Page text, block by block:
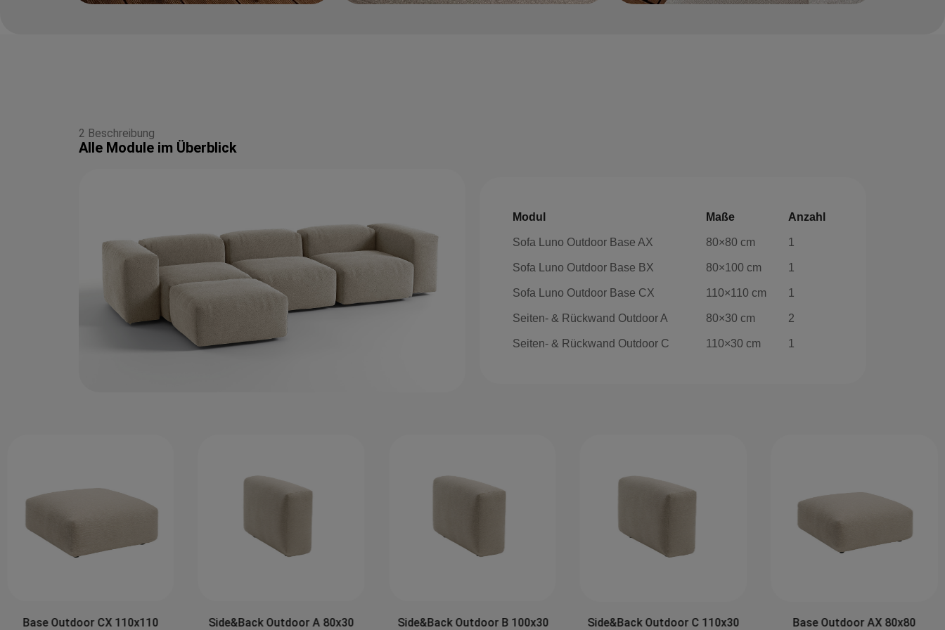
2 Beschreibung
Alle Module im Überblick
Modul Maße Anzahl
Sofa Luno Outdoor Base AX 80×80 cm 1
Sofa Luno Outdoor Base BX 80×100 cm 1
Sofa Luno Outdoor Base CX 110×110 cm 1
Seiten- & Rückwand Outdoor A 80×30 cm 2
Seiten- & Rückwand Outdoor C 110×30 cm 1
Base Outdoor CX 110x110 Side&Back Outdoor A 80x30 Side&Back Outdoor B 100x30 Side&Back Outdoor C 110x30 Base Outdoor AX 80x80